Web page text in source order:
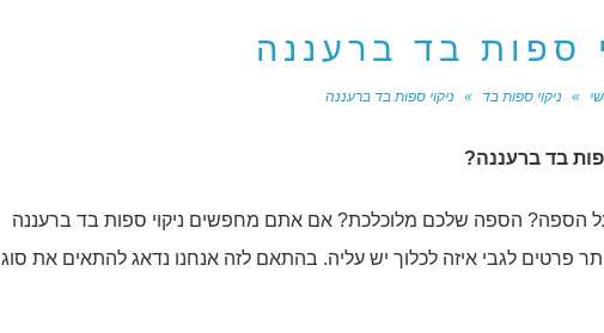
ספות בד ברעננה
» ניקוי ספות בד » ניקוי ספות בד ברעננה
בד ברעננה?
הספה? הספה שלכם מלוכלכת? אם אתם מחפשים ניקוי ספות בד ברעננה
פרטים לגבי איזה לכלוך יש עליה. בהתאם לזה אנחנו נדאג להתאים את סוג